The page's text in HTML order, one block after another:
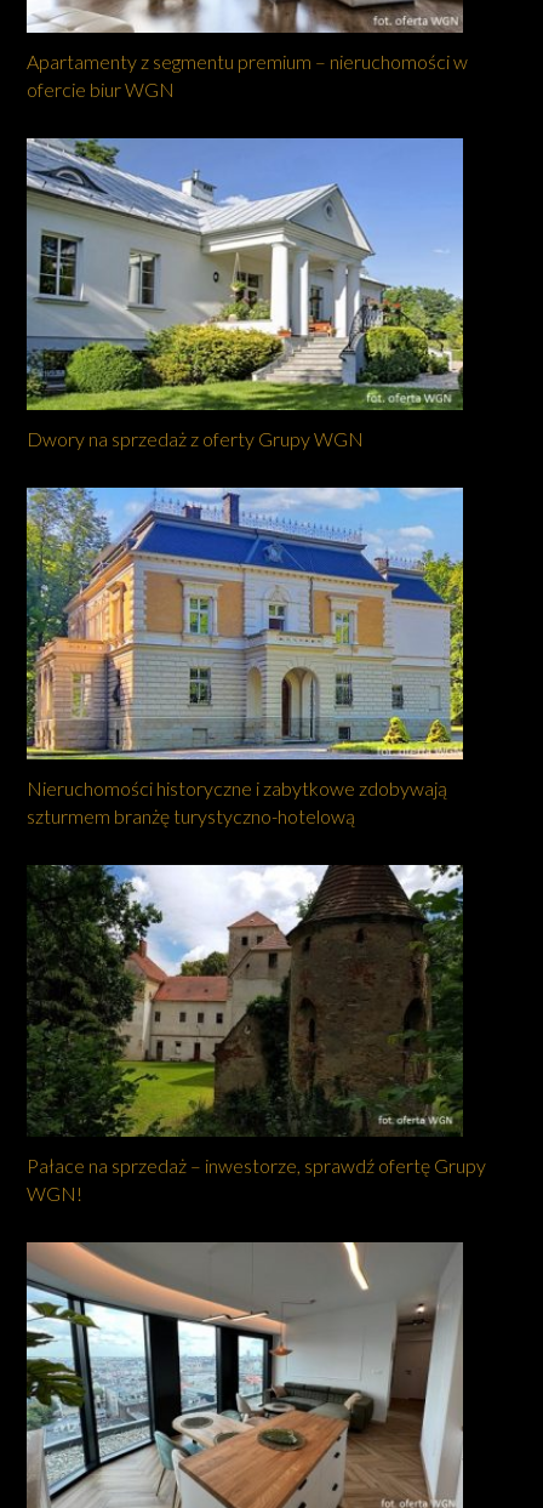
Apartamenty z segmentu premium – nieruchomości w
ofercie biur WGN
Dwory na sprzedaż z oferty Grupy WGN
Nieruchomości historyczne i zabytkowe zdobywają
szturmem branżę turystyczno-hotelową
Pałace na sprzedaż – inwestorze, sprawdź ofertę Grupy
WGN!